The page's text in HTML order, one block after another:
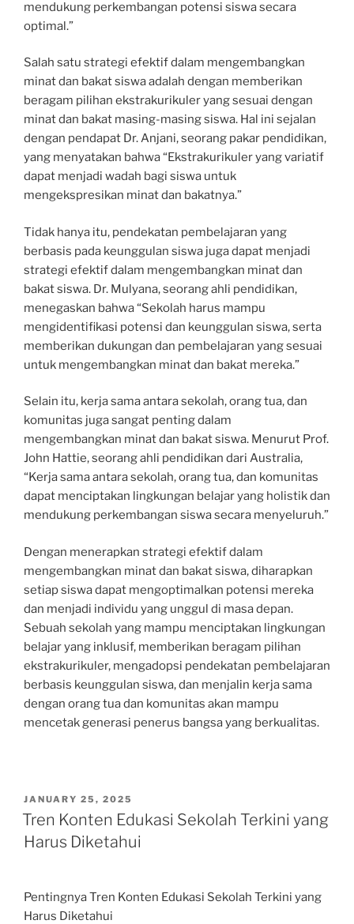
mendukung perkembangan potensi siswa secara
optimal.”
Salah satu strategi efektif dalam mengembangkan
minat dan bakat siswa adalah dengan memberikan
beragam pilihan ekstrakurikuler yang sesuai dengan
minat dan bakat masing-masing siswa. Hal ini sejalan
dengan pendapat Dr. Anjani, seorang pakar pendidikan,
yang menyatakan bahwa “Ekstrakurikuler yang variatif
dapat menjadi wadah bagi siswa untuk
mengekspresikan minat dan bakatnya.”
Tidak hanya itu, pendekatan pembelajaran yang
berbasis pada keunggulan siswa juga dapat menjadi
strategi efektif dalam mengembangkan minat dan
bakat siswa. Dr. Mulyana, seorang ahli pendidikan,
menegaskan bahwa “Sekolah harus mampu
mengidentifikasi potensi dan keunggulan siswa, serta
memberikan dukungan dan pembelajaran yang sesuai
untuk mengembangkan minat dan bakat mereka.”
Selain itu, kerja sama antara sekolah, orang tua, dan
komunitas juga sangat penting dalam
mengembangkan minat dan bakat siswa. Menurut Prof.
John Hattie, seorang ahli pendidikan dari Australia,
“Kerja sama antara sekolah, orang tua, dan komunitas
dapat menciptakan lingkungan belajar yang holistik dan
mendukung perkembangan siswa secara menyeluruh.”
Dengan menerapkan strategi efektif dalam
mengembangkan minat dan bakat siswa, diharapkan
setiap siswa dapat mengoptimalkan potensi mereka
dan menjadi individu yang unggul di masa depan.
Sebuah sekolah yang mampu menciptakan lingkungan
belajar yang inklusif, memberikan beragam pilihan
ekstrakurikuler, mengadopsi pendekatan pembelajaran
berbasis keunggulan siswa, dan menjalin kerja sama
dengan orang tua dan komunitas akan mampu
mencetak generasi penerus bangsa yang berkualitas.
POSTED
ON
JANUARY 25, 2025
Tren Konten Edukasi Sekolah Terkini yang
Harus Diketahui
Pentingnya Tren Konten Edukasi Sekolah Terkini yang
Harus Diketahui